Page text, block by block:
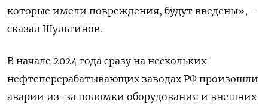
которые имели повреждения, будут введены», -
сказал Шульгинов.
В начале 2024 года сразу на нескольких
нефтеперерабатывающих заводах РФ произошли
аварии из-за поломки оборудования и внешних